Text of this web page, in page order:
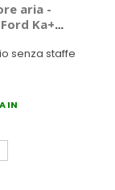
aria -
Ka+
Ford Ka+
porte
senza staffe
IN
la pagina